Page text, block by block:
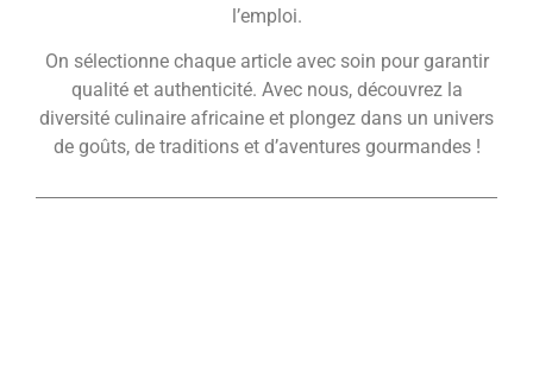
l’emploi.
On sélectionne chaque article avec soin pour garantir
qualité et authenticité. Avec nous, découvrez la
diversité culinaire africaine et plongez dans un univers
de goûts, de traditions et d’aventures gourmandes !